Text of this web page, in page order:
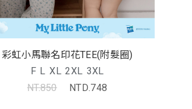
彩虹小馬聯名印花TEE(附髮圈)
F L XL 2XL 3XL
NT.850
NTD.748